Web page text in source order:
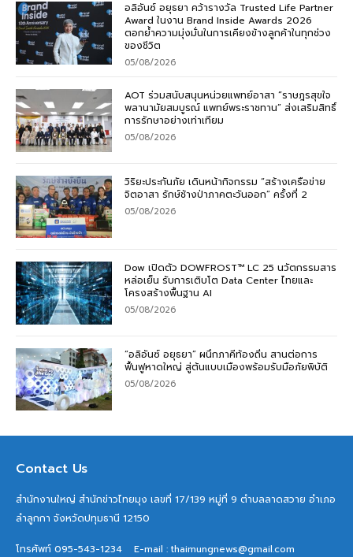
อลิอันซ์ อยุธยา คว้ารางวัล Trusted Life Partner
Award ในงาน Brand Inside Awards 2026
ตอกย้ำความมุ่งมั่นในการเคียงข้างลูกค้าในทุกช่วง
ของชีวิต
05/08/2026
AOT ร่วมสนับสนุนหน่วยแพทย์อาสา “ราษฎรสุขใจ
พลานามัยสมบูรณ์ แพทย์พระราชทาน” ส่งเสริมสิทธิ์
การรักษาอย่างเท่าเทียม
05/08/2026
วิริยะประกันภัย เดินหน้ากิจกรรม “สร้างเครือข่าย
จิตอาสา รักษ์ช้างป่าภาคตะวันออก” ครั้งที่ 2
05/08/2026
Dow เปิดตัว DOWFROST™ LC 25 นวัตกรรมสาร
หล่อเย็น รับการเติบโต Data Center ไทยและ
โครงสร้างพื้นฐาน AI
05/08/2026
“อลิอันซ์ อยุธยา” ผนึกภาคีท้องถิ่น สานต่อการ
ฟื้นฟูหาดใหญ่ สู่ต้นแบบเมืองพร้อมรับมือภัยพิบัติ
05/08/2026
Contact Us
สำนักงานใหญ่ สำนักข่าวไทยมุง เลขที่ 17/139 หมู่ที่ 9 ตำบลลาดสวาย อำเภอ
ลำลูกกา จังหวัดปทุมธานี 12150
โทรศัพท์ 095-543-1234 E-mail : thaimungnews@gmail.com